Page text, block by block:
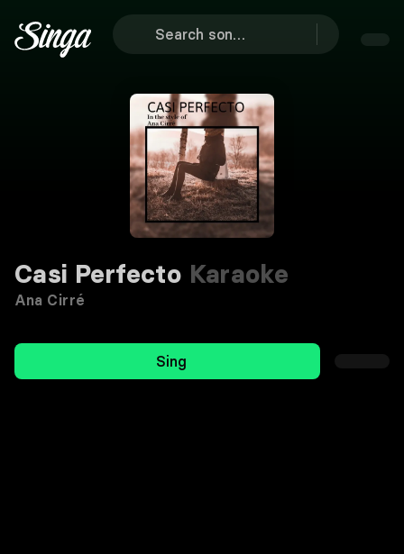
Casi Perfecto Karaoke
Ana Cirré
Sing